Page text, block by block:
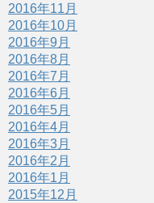
2016年11月
2016年10月
2016年9月
2016年8月
2016年7月
2016年6月
2016年5月
2016年4月
2016年3月
2016年2月
2016年1月
2015年12月